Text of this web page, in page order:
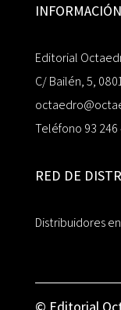
Editorial
C/ Bailén, 5,
Teléfono 93 246
RED DE
Distribuidores
© Editorial